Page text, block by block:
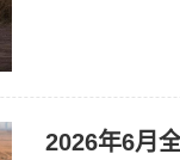
2026年6月